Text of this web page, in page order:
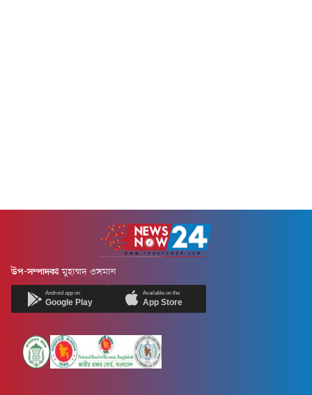
উপ-সম্পাদকঃ মুহাম্মদ ওসমান
Android app on
Google Play
Available on the
App Store